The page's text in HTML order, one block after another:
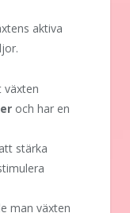
aktiva
och har en
stärka
man växten